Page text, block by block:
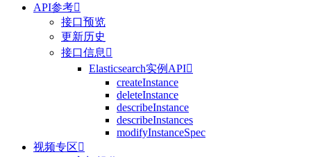
API参考
接口预览
更新历史
接口信息 
Elasticsearch实例API
createInstance
deleteInstance
describeInstance
describeInstances
modifyInstanceSpec
视频专区